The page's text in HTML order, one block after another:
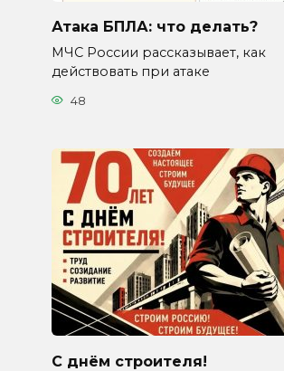
Атака БПЛА: что делать?
МЧС России рассказывает, как
действовать при атаке
48
С днём строителя!